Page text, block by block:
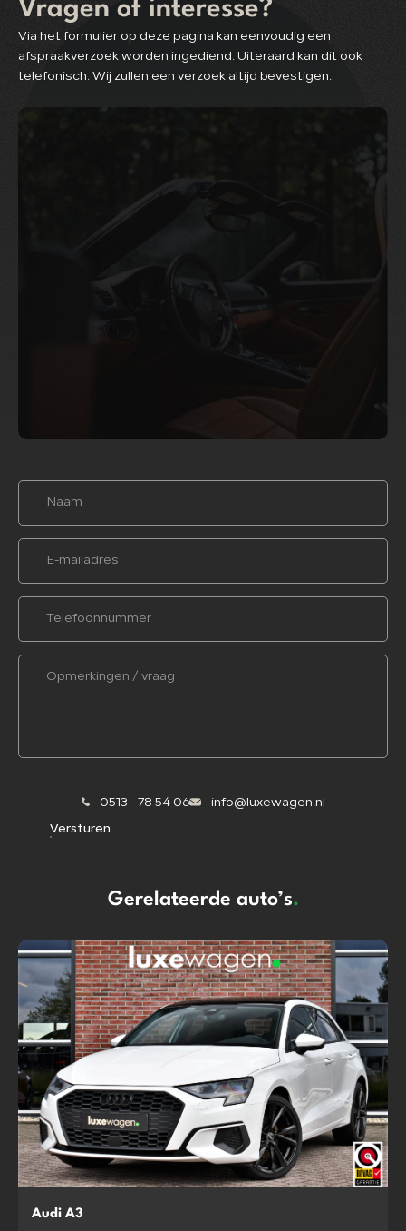
Vragen of interesse?
Via het formulier op deze pagina kan eenvoudig een
afspraakverzoek worden ingediend. Uiteraard kan dit ook
telefonisch. Wij zullen een verzoek altijd bevestigen.
0513 - 78 54 06
info@luxewagen.nl
Versturen
Gerelateerde auto’s.
Audi A3